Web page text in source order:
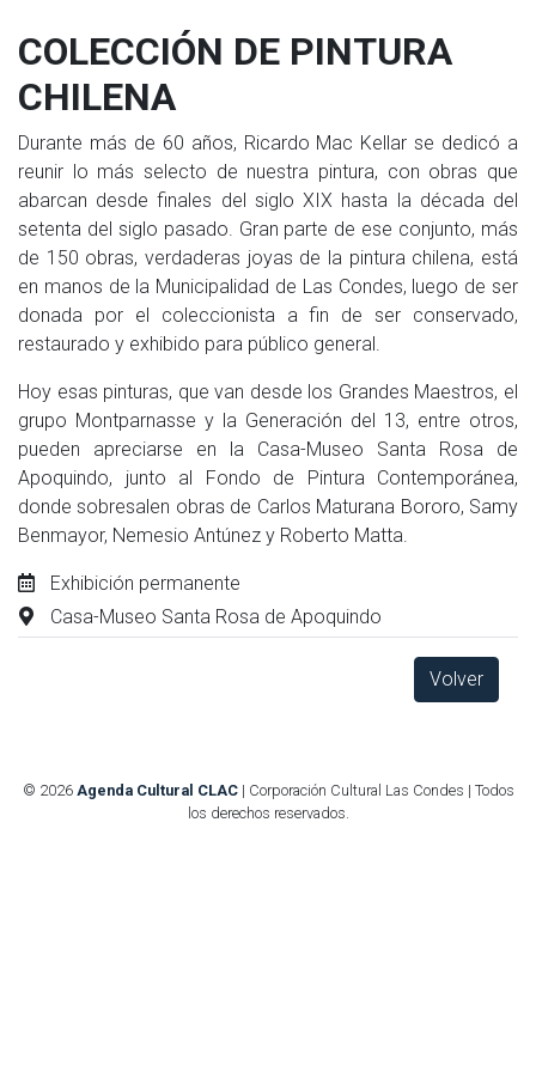
COLECCIÓN DE PINTURA
CHILENA
Durante más de 60 años, Ricardo Mac Kellar se dedicó a
reunir lo más selecto de nuestra pintura, con obras que
abarcan desde finales del siglo XIX hasta la década del
setenta del siglo pasado. Gran parte de ese conjunto, más
de 150 obras, verdaderas joyas de la pintura chilena, está
en manos de la Municipalidad de Las Condes, luego de ser
donada por el coleccionista a fin de ser conservado,
restaurado y exhibido para público general.
Hoy esas pinturas, que van desde los Grandes Maestros, el
grupo Montparnasse y la Generación del 13, entre otros,
pueden apreciarse en la Casa-Museo Santa Rosa de
Apoquindo, junto al Fondo de Pintura Contemporánea,
donde sobresalen obras de Carlos Maturana Bororo, Samy
Benmayor, Nemesio Antúnez y Roberto Matta.
Exhibición permanente
Casa-Museo Santa Rosa de Apoquindo
Volver
© 2026 Agenda Cultural CLAC| Corporación Cultural Las Condes | Todos
los derechos reservados.